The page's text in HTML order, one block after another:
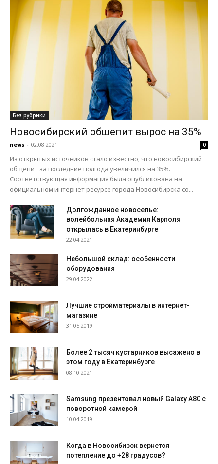
Без рубрики
Новосибирский общепит вырос на 35%
news - 02.08.2021 0
Из открытых источников стало известно, что новосибирский
общепит за последние полгода увеличился на 35%.
Соответствующая информация была опубликована на
официальном интернет ресурсе города Новосибирска со...
Долгожданное новоселье:
волейбольная Академия Карполя
открылась в Екатеринбурге
22.04.2021
Небольшой склад: особенности
оборудования
29.04.2022
Лучшие стройматериалы в интернет-
магазине
31.05.2019
Более 2 тысяч кустарников высажено в
этом году в Екатеринбурге
08.10.2021
Samsung презентовал новый Galaxy A80 с
поворотной камерой
10.04.2019
Когда в Новосибирск вернется
потепление до +28 градусов?